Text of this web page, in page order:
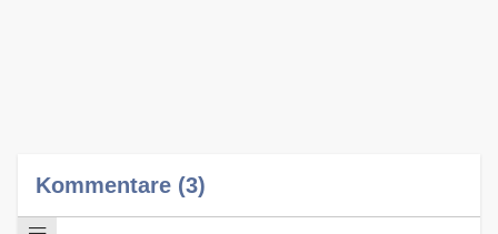
Kommentare (3)